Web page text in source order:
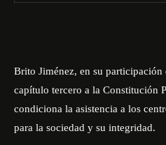
Brito Jiménez, en su participación
capítulo tercero a la Constitución
condiciona la asistencia a los
para la sociedad y su integridad.